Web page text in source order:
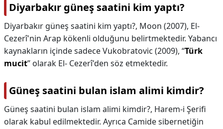
Diyarbakır güneş saatini kim yaptı?
Diyarbakır güneş saatini kim yaptı?, Moon (2007), El-
Cezerî'nin Arap kökenli olduğunu belirtmektedir. Yabancı
kaynakların içinde sadece Vukobratovic (2009), “Türk
mucit” olarak El- Cezerî'den söz etmektedir.
Güneş saatini bulan islam alimi kimdir?
Güneş saatini bulan islam alimi kimdir?, Harem-i Şerifi
olarak kabul edilmektedir. Ayrıca Camide sibernetiğin